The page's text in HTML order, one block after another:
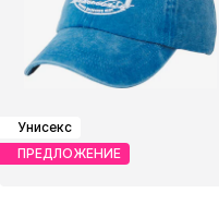
Унисекс
ПРЕДЛОЖЕНИЕ